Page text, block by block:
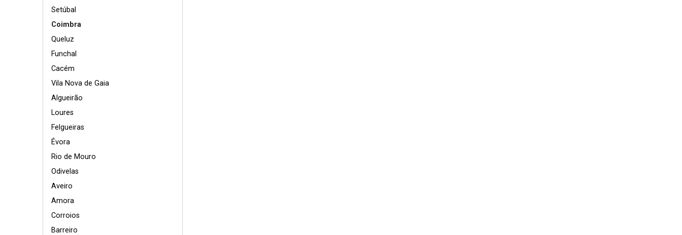
Setúbal
Coimbra
Queluz
Funchal
Cacém
Vila Nova de Gaia
Algueirão
Loures
Felgueiras
Évora
Rio de Mouro
Odivelas
Aveiro
Amora
Corroios
Barreiro